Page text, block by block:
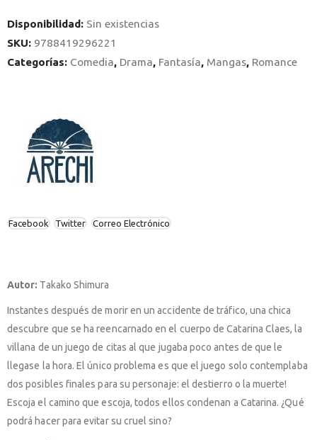
Disponibilidad: Sin existencias
SKU: 9788419296221
Categorías: Comedia, Drama, Fantasía, Mangas, Romance
Facebook Twitter Correo Electrónico
Autor: Takako Shimura
Instantes después de morir en un accidente de tráfico, una chica
descubre que se ha reencarnado en el cuerpo de Catarina Claes, la
villana de un juego de citas al que jugaba poco antes de que le
llegase la hora. El único problema es que el juego solo contemplaba
dos posibles finales para su personaje: el destierro o la muerte!
Escoja el camino que escoja, todos ellos condenan a Catarina. ¿Qué
podrá hacer para evitar su cruel sino?